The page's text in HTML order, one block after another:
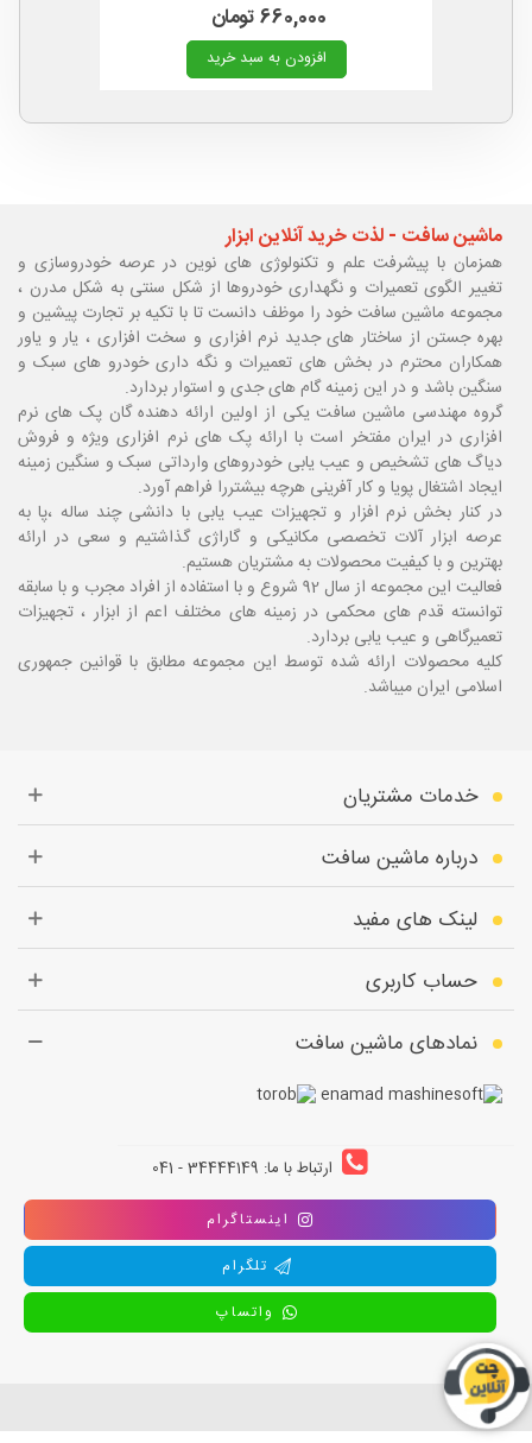
660,000 تومان
افزودن به سبد خرید
ماشین سافت - لذت خرید آنلاین ابزار
همزمان با پیشرفت علم و تکنولوژی های نوین در عرصه خودروسازی و
تغییر الگوی تعمیرات و نگهداری خودروها از شکل سنتی به شکل مدرن ،
مجموعه ماشین سافت خود را موظف دانست تا با تکیه بر تجارت پیشین و
بهره جستن از ساختار های جدید نرم افزاری و سخت افزاری ، یار و یاور
همکاران محترم در بخش های تعمیرات و نگه داری خودرو های سبک و
سنگین باشد و در این زمینه گام های جدی و استوار بردارد.
گروه مهندسی ماشین سافت یکی از اولین ارائه دهنده گان پک های نرم
افزاری در ایران مفتخر است با ارائه پک های نرم افزاری ویژه و فروش
دیاگ های تشخیص و عیب یابی خودروهای وارداتی سبک و سنگین زمینه
ایجاد اشتغال پویا و کار آفرینی هرچه بیشتررا فراهم آورد.
در کنار بخش نرم افزار و تجهیزات عیب یابی با دانشی چند ساله ،پا به
عرصه ابزار آلات تخصصی مکانیکی و گاراژی گذاشتیم و سعی در ارائه
بهترین و با کیفیت محصولات به مشتریان هستیم.
فعالیت این مجموعه از سال 92 شروع و با استفاده از افراد مجرب و با سابقه
توانسته قدم های محکمی در زمینه های مختلف اعم از ابزار ، تجهیزات
تعمیرگاهی و عیب یابی بردارد.
کلیه محصولات ارائه شده توسط این مجموعه مطابق با قوانین جمهوری
اسلامی ایران میباشد.
خدمات مشتریان
درباره ماشین سافت
لینک های مفید
حساب کاربری
نمادهای ماشین سافت
ارتباط با ما: 34444149 - 041
اینستاگرام
تلگرام
واتساپ